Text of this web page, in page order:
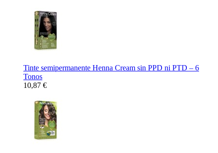
Tinte semipermanente Henna Cream sin PPD ni PTD – 6
Tonos
10,87 €